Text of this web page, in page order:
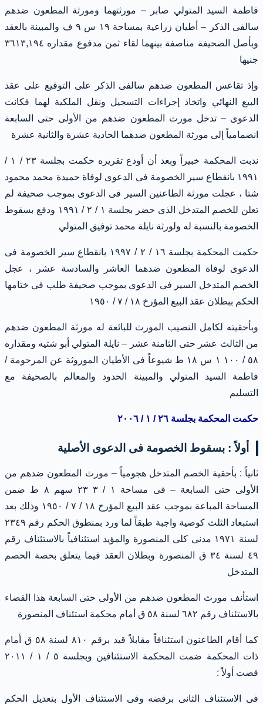
فاطمة السيد المتولي صابر – مورثتهما ومورثة المطعون ضدهم
سالفى الذكر – أطيان زراعية بمساحة ١٩ س ٩ ف والمبينة بالعقد
وبأصل الصحيفة مناصفة بينهما لقاء ثمن مدفوع مقداره ٣٦١٣,١٩٤
جنيها
وإذ تقاعس المطعون ضدهم سالفى الذكر على التوقيع على عقد
البيع النهائي واتخاذ إجراءات التسجيل ونقل الملكية لهما فكانت
الدعوى – تدخل مورث المطعون ضدهم من الأولى حتى السابعة
انضمامياً إلى مورثة المطعون ضدهما الحادية عشرة والثانية عشرة
ندبت المحكمة خبيراً وبعد أن أودع تقريره حكمت بجلسة ٢٣ / ١ /
١٩٩١ بانقطاع سير الخصومة فى الدعوى لوفاة حميدة محمد محمود
شتا ، عجلت مورثة الطاعنين السير فى الدعوى بموجب صحيفة لم
تعلن للخصم المتدخل الذى حضر بجلسة ١ / ٢ / ١٩٩١ ودفع بسقوط
الخصومة بالنسبة له ولورثة نايلة محمد توفيق المتولي
حكمت المحكمة بجلسة ١٦ / ٢ / ١٩٩٧ بانقطاع سير الخصومة فى
الدعوى لوفاة المطعون ضدهما العاشر والسادسة عشر ، عجل
الخصم المتدخل السير فى الدعوى بموجب صحيفة طلب فى ختامها
الحكم ببطلان عقد البيع المؤرخ ١٨ / ٧ / ١٩٥٠
وبأحقيته لكامل النصيب المورث للبائعة له مورثة المطعون ضدهم
من الثالث عشر حتى الثامنة عشر – نايلة المتولي أبو شتيه ومقداره
٥٨ / ١٠٠ ١ س ١٨ ط شيوعاً فى الأطيان الموروثة عن المرحومة /
فاطمة السيد المتولي والمبينة الحدود والمعالم بالصحيفة مع
التسليم
حكمت المحكمة بجلسة ٢٦ / ١ / ٢٠٠٦
أولاً : بسقوط الخصومة فى الدعوى الأصلية
ثانياً : بأحقية الخصم المتدخل هجومياً – مورث المطعون ضدهم من
الأولى حتى السابعة – فى مساحة ١ / ٣ ٢٣ سهم ٨ ط ضمن
المساحة المباعة بموجب عقد البيع المؤرخ ١٨ / ٧ / ١٩٥٠ وذلك بعد
استبعاد الثلث كوصية واجبة طبقاً لما ورد بمنطوق الحكم رقم ٢٣٤٩
لسنة ١٩٧١ مدنى كلى المنصورة والمؤيد استئنافياً بالاستئناف رقم
٤٩ لسنة ٣٤ ق المنصورة وبطلان العقد فيما يتعلق بحصة الخصم
المتدخل
استأنف مورث المطعون ضدهم من الأولى حتى السابعة هذا القضاء
بالاستئناف رقم ٦٨٢ لسنة ٥٨ ق أمام محكمة استئناف المنصورة
كما أقام الطاعنون استئنافاً مقابلاً قيد برقم ٨١٠ لسنة ٥٨ ق أمام
ذات المحكمة ضمت المحكمة الاستئنافين وبجلسة ٥ / ١ / ٢٠١١
قضت أولاً :
فى الاستئناف الثانى برفضه وفى الاستئناف الأول بتعديل الحكم